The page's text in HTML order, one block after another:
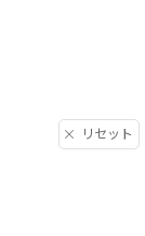
リセット